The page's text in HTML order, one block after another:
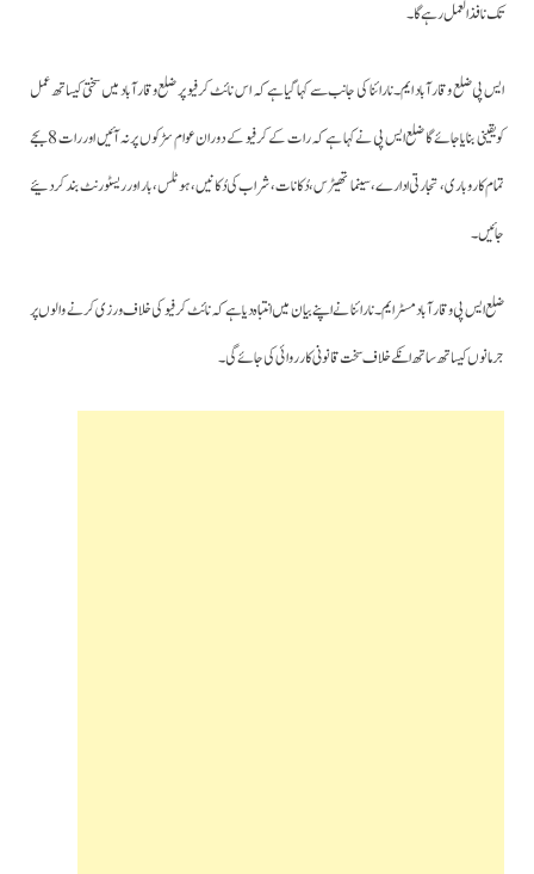
تک نافذالعمل رہے گا۔
ایس پی ضلع وقارآباد ایم۔ نارائنا کی جانب سے کہا گیا ہے کہ اس نائٹ کرفیو پر ضلع وقارآباد میں سختی کیساتھ عمل
کویقینی بنایا جائے گا ضلع ایس پی نے کہا ہے کہ رات کے کرفیو کے دوران عوام سڑکوں پر نہ آئیں اور رات 8بجے
تمام کاروباری، تجارتی ادارے،سینما تھیٹرس، دُکانات، شراب کی دُکانیں، ہوٹلس، بار اور ریسٹورنٹ بند کردئیے
جائیں۔
ضلع ایس پی وقارآباد مسٹر ایم۔نارائنا نے اپنے بیان میں انتباہ دیا ہے کہ نائٹ کرفیو کی خلاف ورزی کرنے والوں پر
جرمانوں کیساتھ ساتھ انکے خلاف سخت قانونی کارروائی کی جائے گی۔